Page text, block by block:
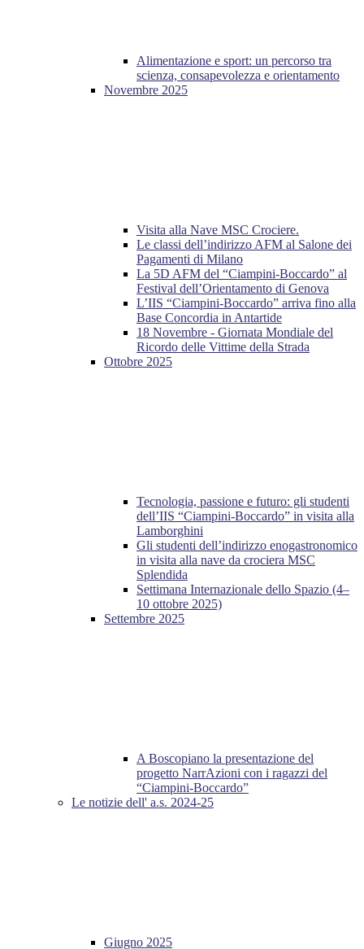
Alimentazione e sport: un percorso tra
scienza, consapevolezza e orientamento
Novembre 2025
Visita alla Nave MSC Crociere.
Le classi dell’indirizzo AFM al Salone dei
Pagamenti di Milano
La 5D AFM del “Ciampini-Boccardo” al
Festival dell’Orientamento di Genova
L’IIS “Ciampini-Boccardo” arriva fino alla
Base Concordia in Antartide
18 Novembre - Giornata Mondiale del
Ricordo delle Vittime della Strada
Ottobre 2025
Tecnologia, passione e futuro: gli studenti
dell’IIS “Ciampini-Boccardo” in visita alla
Lamborghini
Gli studenti dell’indirizzo enogastronomico
in visita alla nave da crociera MSC
Splendida
Settimana Internazionale dello Spazio (4–
10 ottobre 2025)
Settembre 2025
A Boscopiano la presentazione del
progetto NarrAzioni con i ragazzi del
“Ciampini-Boccardo”
Le notizie dell' a.s. 2024-25
Giugno 2025